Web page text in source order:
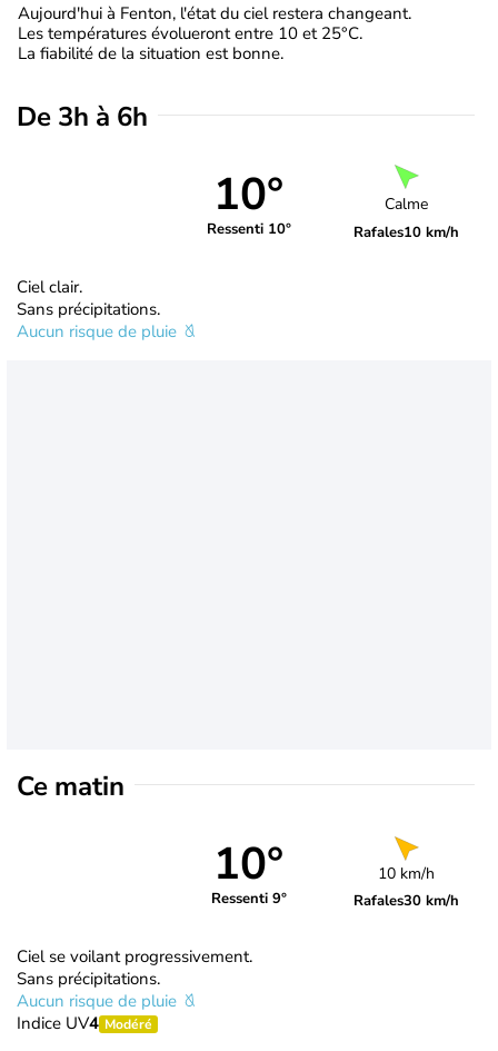
Aujourd'hui à Fenton, l'état du ciel restera changeant.
Les températures évolueront entre 10 et 25°C.
La fiabilité de la situation est bonne.
De 3h à 6h
10°
Ressenti 10°
Calme
Rafales10 km/h
Ciel clair.
Sans précipitations.
Aucun risque de pluie
Ce matin
10°
Ressenti 9°
10 km/h
Rafales30 km/h
Ciel se voilant progressivement.
Sans précipitations.
Aucun risque de pluie
Indice UV4 Modéré